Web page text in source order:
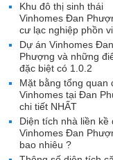
Khu đô thị sinh thái
Vinhomes Đan
cư lạc nghiệp phồn
Dự án Vinhomes Đan
Phượng và những
đặc biệt có 1.0.2
Mặt bằng tổng quan
Vinhomes tại Đan
chi tiết NHẤT
Diện tích nhà liền kề
Vinhomes Đan
bao nhiêu ?